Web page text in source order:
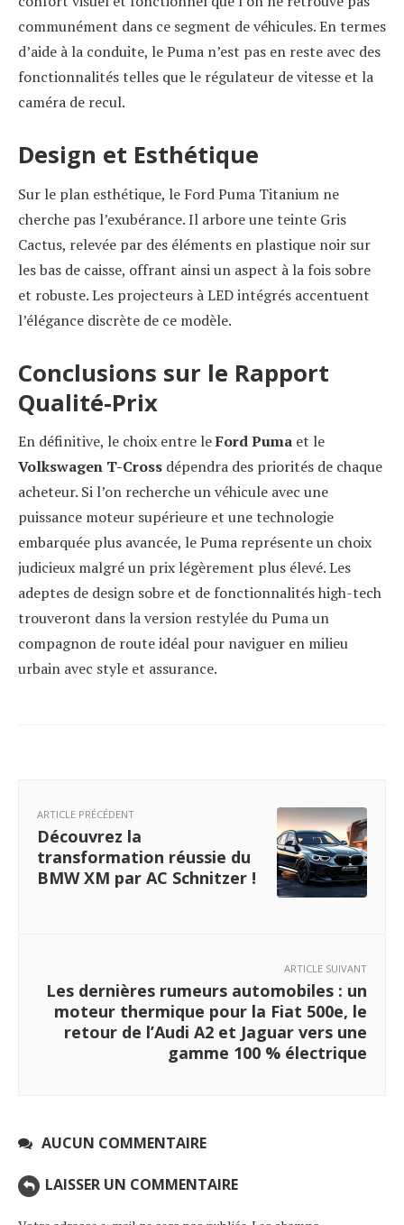
communément dans ce segment de véhicules. En termes
d’aide à la conduite, le Puma n’est pas en reste avec des
fonctionnalités telles que le régulateur de vitesse et la
caméra de recul.
Design et Esthétique
Sur le plan esthétique, le Ford Puma Titanium ne
cherche pas l’exubérance. Il arbore une teinte Gris
Cactus, relevée par des éléments en plastique noir sur
les bas de caisse, offrant ainsi un aspect à la fois sobre
et robuste. Les projecteurs à LED intégrés accentuent
l’élégance discrète de ce modèle.
Conclusions sur le Rapport
Qualité-Prix
En définitive, le choix entre leFord Puma et le
Volkswagen T-Cross dépendra des priorités de chaque
acheteur. Si l’on recherche un véhicule avec une
puissance moteur supérieure et une technologie
embarquée plus avancée, le Puma représente un choix
judicieux malgré un prix légèrement plus élevé. Les
adeptes de design sobre et de fonctionnalités high-tech
trouveront dans la version restylée du Puma un
compagnon de route idéal pour naviguer en milieu
urbain avec style et assurance.
ARTICLE PRÉCÉDENT
Découvrez la
transformation réussie du
BMW XM par AC Schnitzer !
ARTICLE SUIVANT
Les dernières rumeurs automobiles : un
moteur thermique pour la Fiat 500e, le
retour de l’Audi A2 et Jaguar vers une
gamme 100 % électrique
AUCUN COMMENTAIRE
LAISSER UN COMMENTAIRE